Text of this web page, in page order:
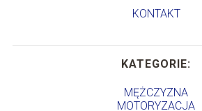
KONTAKT
KATEGORIE:
MĘŻCZYZNA
MOTORYZACJA